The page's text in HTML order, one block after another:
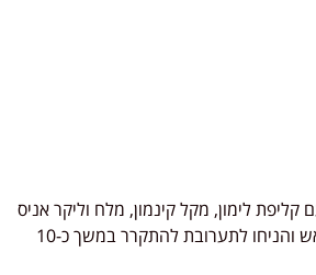
לימון, מקל קינמון, מלח וליקר אניס
עד לרתיחה, הסירו מהאש והניחו לתערובת להתקרר במשך כ-10